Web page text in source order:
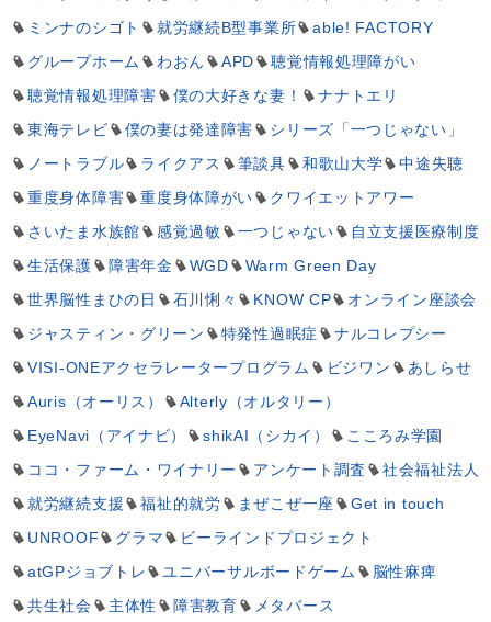
ミンナのシゴト
就労継続B型事業所
able! FACTORY
グループホーム
わおん APD
聴覚情報処理障がい
聴覚情報処理障害
僕の大好きな妻！
ナナトエリ
東海テレビ
僕の妻は発達障害
シリーズ「一つじゃない」
ノートラブル
ライクアス 筆談具 和歌山大学
中途失聴
重度身体障害
重度身体障がい
クワイエットアワー
さいたま水族館
感覚過敏 一つじゃない
自立支援医療制度
生活保護
障害年金 WGD
Warm Green Day
世界脳性まひの日
石川悧々 KNOW CP
オンライン座談会
ジャスティン・グリーン
特発性過眠症
ナルコレプシー
VISI-ONEアクセラレータープログラム
ビジワン
あしらせ
Auris（オーリス）
Alterly（オルタリー）
EyeNavi（アイナビ）
shikAI（シカイ）
こころみ学園
ココ・ファーム・ワイナリー
アンケート調査
社会福祉法人
就労継続支援
福祉的就労 まぜこぜ一座
Get in touch
UNROOF
グラマ
ビーラインドプロジェクト
atGPジョブトレ
ユニバーサルボードゲーム
脳性麻痺
共生社会
主体性 障害教育
メタバース